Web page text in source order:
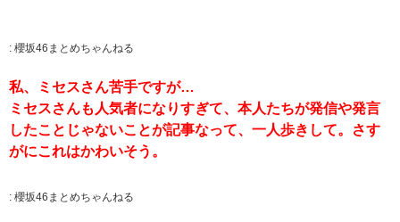
: 櫻坂46まとめちゃんねる
私、ミセスさん苦手ですが…
ミセスさんも人気者になりすぎて、本人たちが発信や発言
したことじゃないことが記事なって、一人歩きして。さす
がにこれはかわいそう。
: 櫻坂46まとめちゃんねる